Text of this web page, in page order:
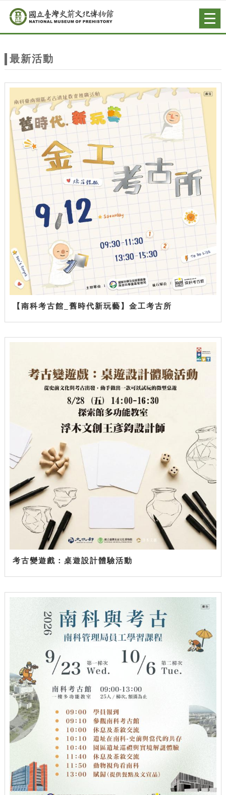
站
主
題
跳到主要內容
網站導覽
最新活動
【南科考古館_舊時代新玩藝】金工考古所
考古變遊戲：桌遊設計體驗活動